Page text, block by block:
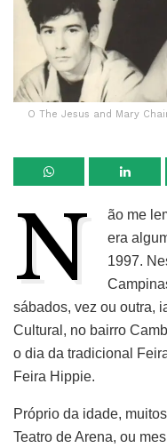
O The Jesus and Mary
N
ão me
era
1997.
sábados, vez ou outra,
Cultural, no bairro
o dia da tradicional
Feira Hippie.
Próprio da idade,
Teatro de Arena, ou